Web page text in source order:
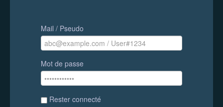
Mail / Pseudo
Mot de passe
Rester connecté